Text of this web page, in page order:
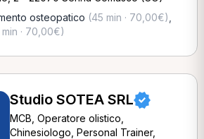
osteopatico (45 min · 70,00€)
min · 70,00€)
Studio SOTEA SRL
MCB, Operatore olistico,
Chinesiologo, Personal Trainer,